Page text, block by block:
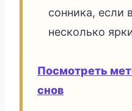
сонника, если
несколько
Посмотреть
снов